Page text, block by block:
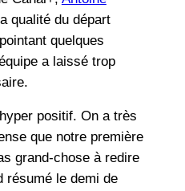
qualité du départ
quelques
a laissé trop
positif. On a très
que notre première
grand-chose à redire
résumé le demi de